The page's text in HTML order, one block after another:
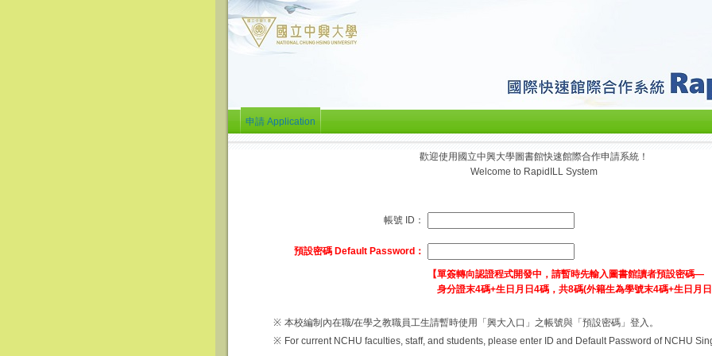
申請 Application
歡迎使用國立中興大學圖書館快速館際合作申請系統！
Welcome to RapidILL System
帳號 ID：
預設密碼 Default Password：
【單簽轉向認證程式開發中，請暫時先輸入圖書館讀者預設密碼—
身分證末4碼+生日月日4碼，共8碼(外籍生為學號末4碼+生日月
※ 本校編制內在職/在學之教職員工生請暫時使用「興大入口」之帳號與「預設密碼」登入。
※ For current NCHU faculties, staff, and students, please enter ID and Default Password of NCHU